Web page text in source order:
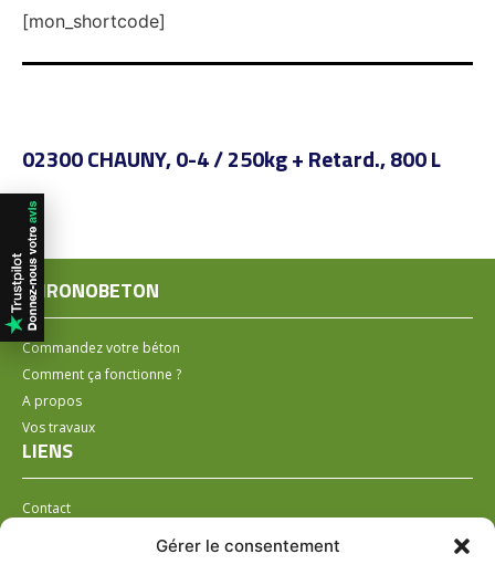
Gérer le consentement
[mon_shortcode]
02300 CHAUNY, 0-4 / 250kg + Retard., 800 L
CHRONOBETON
Commandez votre béton
Comment ça fonctionne ?
A propos
Vos travaux
LIENS
Contact